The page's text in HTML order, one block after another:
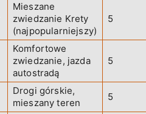
Mieszane
zwiedzanie Krety
(najpopularniejszy)
5
Komfortowe
zwiedzanie, jazda
autostradą
5
Drogi górskie,
mieszany teren
5